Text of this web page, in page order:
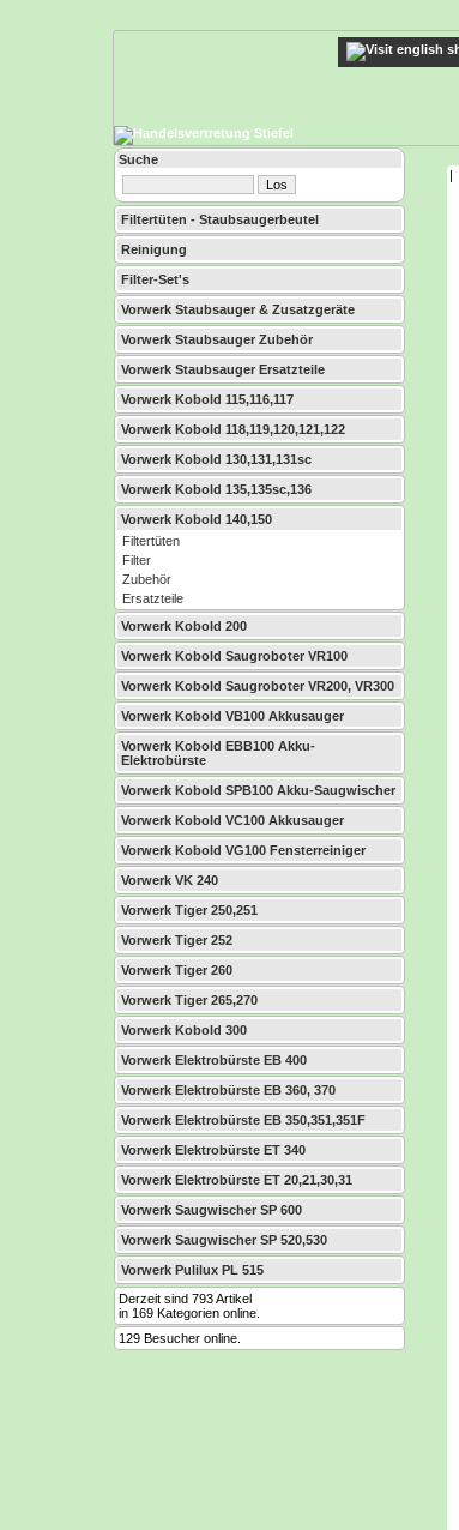
Suche
Filtertüten - Staubsaugerbeutel
Reinigung
Filter-Set's
Vorwerk Staubsauger & Zusatzgeräte
Vorwerk Staubsauger Zubehör
Vorwerk Staubsauger Ersatzteile
Vorwerk Kobold 115,116,117
Vorwerk Kobold 118,119,120,121,122
Vorwerk Kobold 130,131,131sc
Vorwerk Kobold 135,135sc,136
Vorwerk Kobold 140,150
Filtertüten
Filter
Zubehör
Ersatzteile
Vorwerk Kobold 200
Vorwerk Kobold Saugroboter VR100
Vorwerk Kobold Saugroboter VR200, VR300
Vorwerk Kobold VB100 Akkusauger
Vorwerk Kobold EBB100 Akku-
Elektrobürste
Vorwerk Kobold SPB100 Akku-Saugwischer
Vorwerk Kobold VC100 Akkusauger
Vorwerk Kobold VG100 Fensterreiniger
Vorwerk VK 240
Vorwerk Tiger 250,251
Vorwerk Tiger 252
Vorwerk Tiger 260
Vorwerk Tiger 265,270
Vorwerk Kobold 300
Vorwerk Elektrobürste EB 400
Vorwerk Elektrobürste EB 360, 370
Vorwerk Elektrobürste EB 350,351,351F
Vorwerk Elektrobürste ET 340
Vorwerk Elektrobürste ET 20,21,30,31
Vorwerk Saugwischer SP 600
Vorwerk Saugwischer SP 520,530
Vorwerk Pulilux PL 515
Derzeit sind 793 Artikel
in 169 Kategorien online.
129 Besucher online.
|